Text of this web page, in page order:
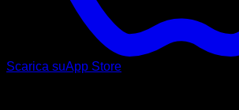
Scarica suApp Store